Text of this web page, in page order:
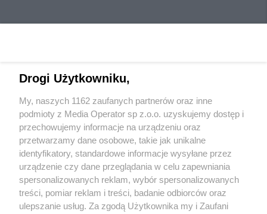
Wydawca mediówlokalnych
Nie zapomnij
zapoznać się z:
polityką prywatności regulamin korzystania z portali
Twojemiasto Skontaktuj się z nami
Drogi Użytkowniku,
My, naszych 1162 zaufanych partnerów oraz inne
podmioty z Media Operator sp z.o.o. uzyskujemy dostęp i
przechowujemy informacje na urządzeniu oraz
przetwarzamy dane osobowe, takie jak unikalne
identyfikatory, standardowe informacje wysyłane przez
urządzenie czy dane przeglądania w celu zapewniania
spersonalizowanych reklam, wybór spersonalizowanych
treści, pomiar reklam i treści, badanie odbiorców oraz
ulepszanie usług. Za zgodą Użytkownika my i Zaufani